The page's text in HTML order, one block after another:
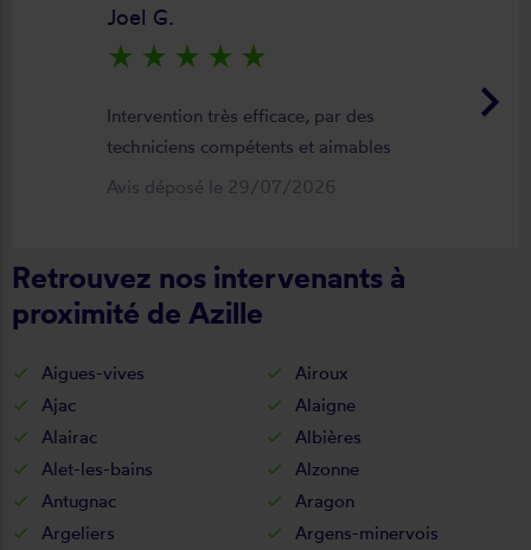
keyboard_arrow_right
Joel G.
star_rate star_rate star_rate star_rate star_rate
Intervention très efficace, par des
techniciens compétents et aimables
Avis déposé le 29/07/2026
Retrouvez nos intervenants à
proximité de Azille
Aigues-vives
Airoux
Ajac
Alaigne
Alairac
Albières
Alet-les-bains
Alzonne
Antugnac
Aragon
Argeliers
Argens-minervois